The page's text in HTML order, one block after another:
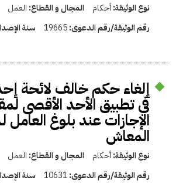
نوع الوثيقة:أحكام المجال و القطاع: العمل
رقم الوثيقة/رقم الدعوى:19665 سنة
إلغاء حكم خالف لائحة
في تطبيق الأحد الأقصى
الإجازات عند بلوغ
المعاش
نوع الوثيقة:أحكام المجال و القطاع: العمل
رقم الوثيقة/رقم الدعوى: 10631 سنة